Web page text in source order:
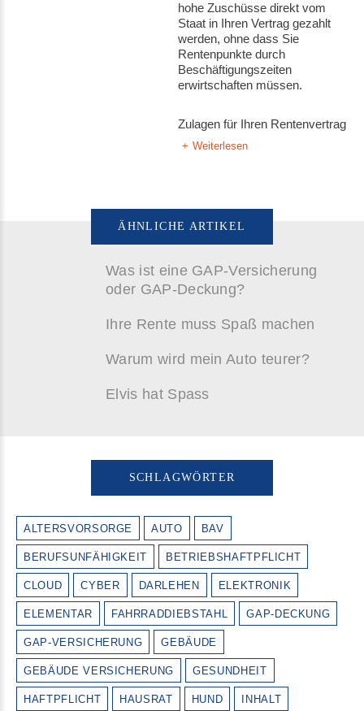
hohe Zuschüsse direkt vom
Staat in Ihren Vertrag gezahlt
werden, ohne dass Sie
Rentenpunkte durch
Beschäftigungszeiten
erwirtschaften müssen.
Zulagen für Ihren Rentenvertrag
Weiterlesen
ÄHNLICHE ARTIKEL
Was ist eine GAP-Versicherung
oder GAP-Deckung?
Ihre Rente muss Spaß machen
Warum wird mein Auto teurer?
Elvis hat Spass
SCHLAGWÖRTER
ALTERSVORSORGE AUTO BAV
BERUFSUNFÄHIGKEIT BETRIEBSHAFTPFLICHT
CLOUD CYBER DARLEHEN ELEKTRONIK
ELEMENTAR FAHRRADDIEBSTAHL GAP-DECKUNG
GAP-VERSICHERUNG GEBÄUDE
GEBÄUDE VERSICHERUNG GESUNDHEIT
HAFTPFLICHT HAUSRAT HUND INHALT